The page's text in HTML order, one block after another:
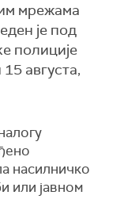
мрежама
је под
полиције
августа,
насилничко
или јавном